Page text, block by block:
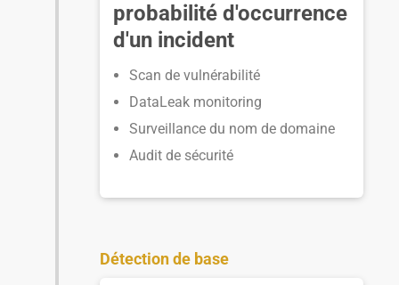
probabilité d'occurrence
d'un incident
Scan de vulnérabilité
DataLeak monitoring
Surveillance du nom de domaine
Audit de sécurité
Détection de base